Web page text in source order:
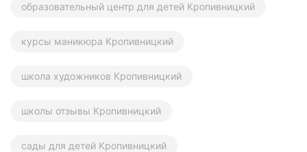
образовательный центр для детей Кропивницкий
курсы маникюра Кропивницкий
школа художников Кропивницкий
школы отзывы Кропивницкий
сады для детей Кропивницкий